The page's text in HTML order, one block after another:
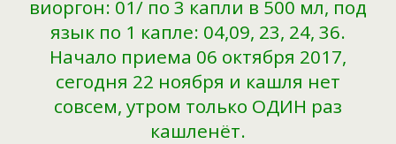
виоргон: 01/ по 3 капли в 500 мл, под
язык по 1 капле: 04,09, 23, 24, 36.
Начало приема 06 октября 2017,
сегодня 22 ноября и кашля нет
совсем, утром только ОДИН раз
кашленёт.